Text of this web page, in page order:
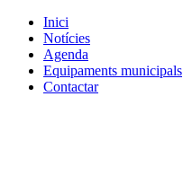
Inici
Notícies
Agenda
Equipaments municipals
Contactar